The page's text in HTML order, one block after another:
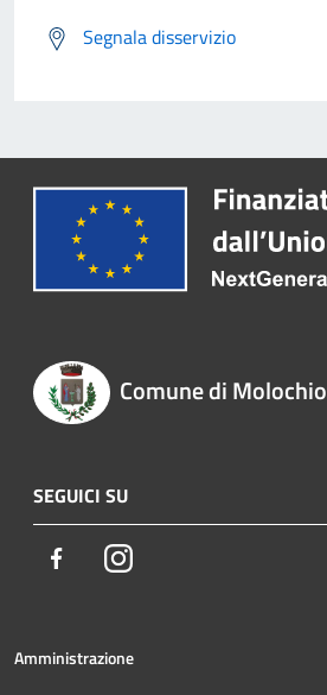
Segnala disservizio
Comune di Molochio
SEGUICI SU
FacebookInstagram
Amministrazione